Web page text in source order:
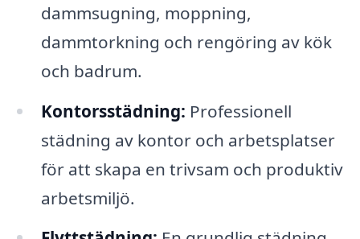
dammsugning, moppning,
dammtorkning och rengöring av kök
och badrum.
Kontorsstädning: Professionell
städning av kontor och arbetsplatser
för att skapa en trivsam och produktiv
arbetsmiljö.